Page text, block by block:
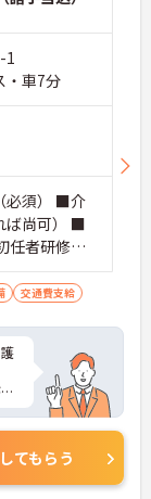
1
・車7分
必須） ■介
ば尚可） ■
任者研修ま
交通費支給
てもらう